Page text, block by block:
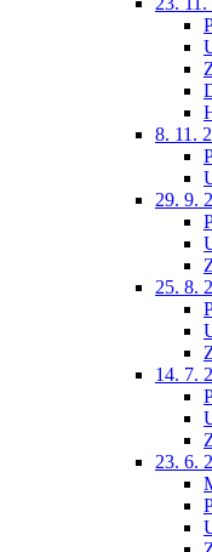
8. 11.
29. 9.
25. 8.
14. 7.
23. 6.